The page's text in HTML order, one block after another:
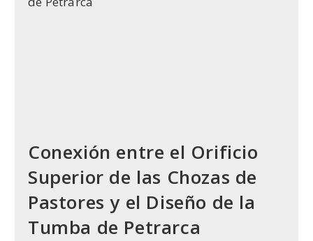
Conexión entre el Orificio
Superior de las Chozas de
Pastores y el Diseño de la
Tumba de Petrarca